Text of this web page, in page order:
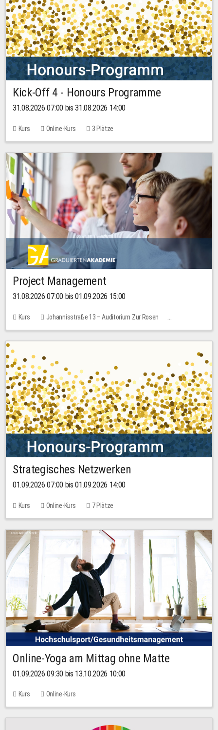
Kick-Off 4 - Honours Programme
31.08.2026 07:00 bis 31.08.2026 14:00
Kurs Online-Kurs 3 Plätze
Project Management
31.08.2026 07:00 bis 01.09.2026 15:00
Kurs
Johannisstraße 13 – Auditorium Zur Rosen
Keine freien Plätze
30,00 EUR
Strategisches Netzwerken
01.09.2026 07:00 bis 01.09.2026 14:00
Kurs Online-Kurs 7 Plätze
Online-Yoga am Mittag ohne Matte
01.09.2026 09:30 bis 13.10.2026 10:00
Kurs Online-Kurs